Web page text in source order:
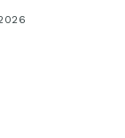
az adventi...